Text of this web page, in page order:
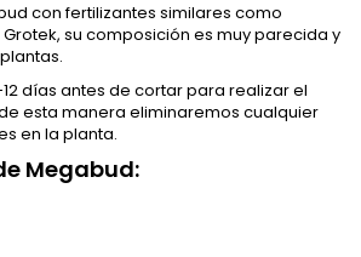
con fertilizantes similares como
su composición es muy parecida y
días antes de cortar para realizar el
esta manera eliminaremos cualquier
en la planta.
Megabud: